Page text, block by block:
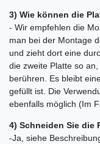
3) Wie können die
- Wir empfehlen die
man bei der Montage
und zieht dort eine
die zweite Platte so
berühren. Es bleibt
gefüllt ist. Die
ebenfalls möglich (Im
4) Schneiden Sie die
-Ja, siehe